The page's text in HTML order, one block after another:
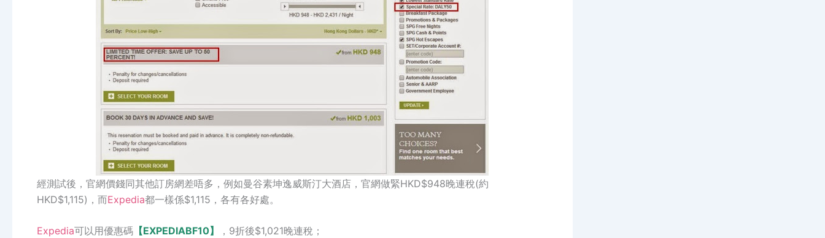
經測試後，官網價錢同其他訂房網差唔多，例如曼谷素坤逸威斯汀大酒店，官網做緊HKD$948晚連稅(約
HKD$1,115)，而Expedia都一樣係$1,115，各有各好處。
Expedia可以用優惠碼 【EXPEDIABF10】 ，9折後$1,021晚連稅；